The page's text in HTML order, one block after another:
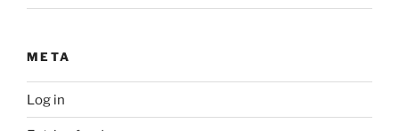
META
Log in